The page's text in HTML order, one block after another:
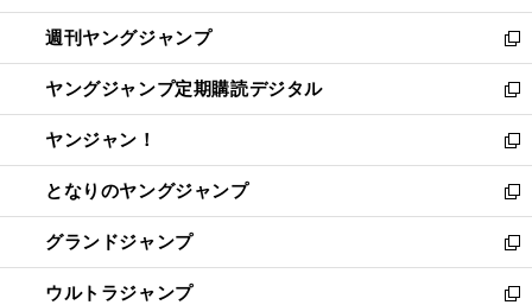
開
く
ウ
で
開
く
ン
ド
ウ
で
開
く
ウ
ィ
ン
ド
ウ
で
開
く
週刊ヤングジャンプ
新
し
い
ウ
ィ
ン
ド
ウ
で
開
く
ヤングジャンプ定期購読デジタル
新
し
い
ウ
ィ
ン
ド
ウ
で
ヤンジャン！
新
し
い
ウ
ィ
ン
ド
となりのヤングジャンプ
新
し
い
ウ
ィ
グランドジャンプ
新
し
い
ウルトラジャンプ
新